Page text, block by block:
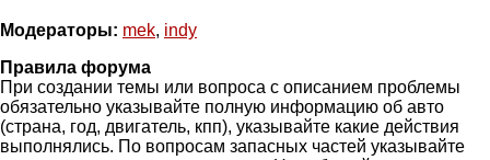
Модераторы: mek, indy
Правила форума
При создании темы или вопроса с описанием проблемы
обязательно указывайте полную информацию об авто
(страна, год, двигатель, кпп), указывайте какие действия
выполнялись. По вопросам запасных частей указывайте